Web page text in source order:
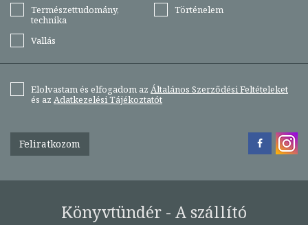
Természettudomány,
technika
Történelem
Vallás
Elolvastam és elfogadom az Általános Szerződési Feltételeket
és az Adatkezelési Tájékoztatót
Feliratkozom
Könyvtündér - A szállító